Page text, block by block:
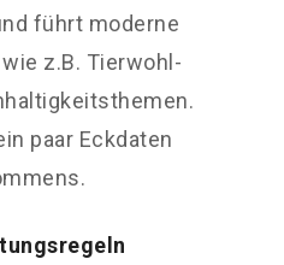
führt moderne
z.B. Tierwohl-
paar Eckdaten